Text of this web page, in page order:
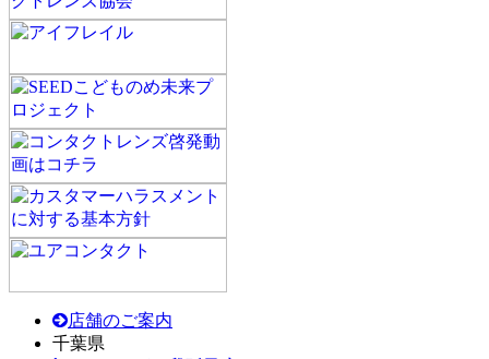
店舗のご案内
千葉県